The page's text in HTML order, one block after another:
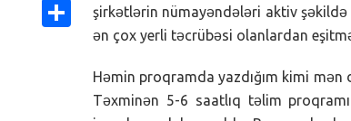
şirkətlərin nümayəndələri aktiv
ən çox yerli təcrübəsi olanlardan
Həmin proqramda yazdığım kimi mən
Təxminən 5-6 saatlıq təlim
Email